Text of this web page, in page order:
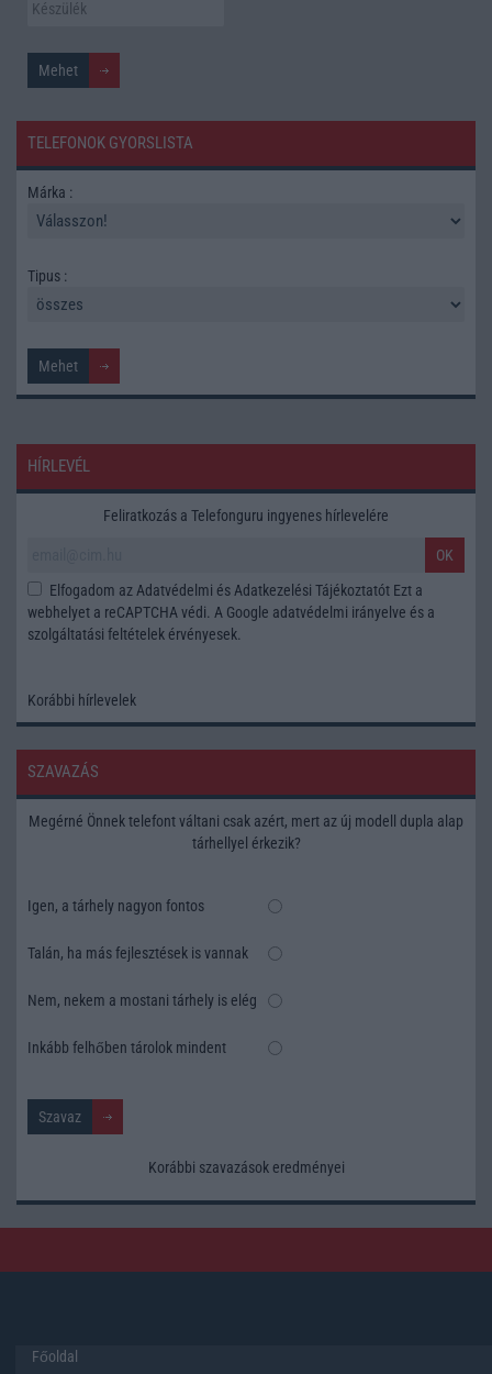
TELEFONOK GYORSLISTA
Márka :
Tipus :
HÍRLEVÉL
Feliratkozás a Telefonguru ingyenes hírlevelére
OK
Elfogadom az Adatvédelmi és Adatkezelési Tájékoztatót Ezt a
webhelyet a reCAPTCHA védi. A Google adatvédelmi irányelve és a
szolgáltatási feltételek érvényesek.
Korábbi hírlevelek
SZAVAZÁS
Megérné Önnek telefont váltani csak azért, mert az új modell dupla alap
tárhellyel érkezik?
Igen, a tárhely nagyon fontos
Talán, ha más fejlesztések is vannak
Nem, nekem a mostani tárhely is elég
Inkább felhőben tárolok mindent
Korábbi szavazások eredményei
Főoldal